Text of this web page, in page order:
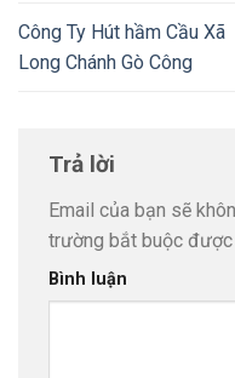
Công Ty Hút hầm Cầu Xã
Long Chánh Gò Công
Trả lời
Email của bạn sẽ
trường bắt buộc được
Bình luận